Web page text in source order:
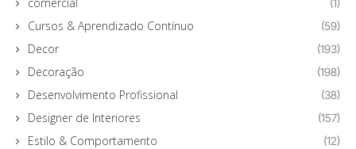
(1)
Cursos & Aprendizado Contínuo (59)
Decor (193)
Decoração (198)
Desenvolvimento Profissional (38)
Designer de Interiores (157)
Estilo & Comportamento (12)